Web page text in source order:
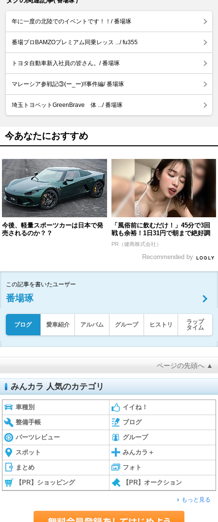
年に一度の北陸でのイベントです！！/ 番場琢
番場プロBAMZOプレミアム同乗レッス .../ fu355
トヨタ自動車新入社員の皆さん。/ 番場琢
マレーシア参戦記③(ー_ー)!!事件編/ 番場琢
埼玉トヨペットGreenBrave 体 .../ 番場琢
今あなたにおすすめ
今後、軽量スポーツカーは日本で発
売されるのか？？
「風俗前に飲むだけ！」45分で3回
戦も余裕！1日31円で朝まで絶好調
PR（健商株式会社）
Recommended by
この記事を書いたユーザー
番場琢
ブログ 愛車紹介 アルバム グループ ヒストリ
ラップ
タイム
ページの先頭へ ▲
みんカラ 人気のカテゴリ
車種別 イイね！
整備手帳 ブログ
パーツレビュー グループ
スポット みんカラ＋
まとめ フォト
【PR】ショッピング 【PR】オークション
もっと見る